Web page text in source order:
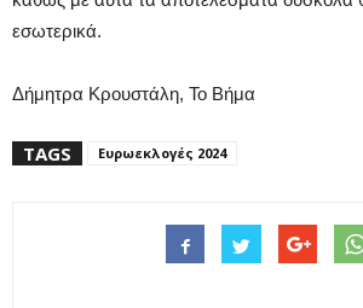
εσωτερικά.
Δήμητρα Κρουστάλη, Το Βήμα
TAGS Ευρωεκλογές 2024